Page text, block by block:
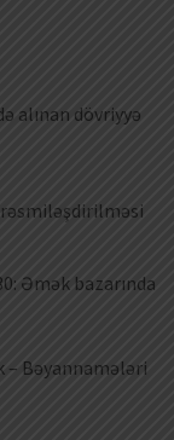
alınan dövriyyə
Əmək bazarında
– Bəyannamələri